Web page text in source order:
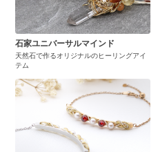
石家ユニバーサルマインド
天然石で作るオリジナルのヒーリングアイ
テム